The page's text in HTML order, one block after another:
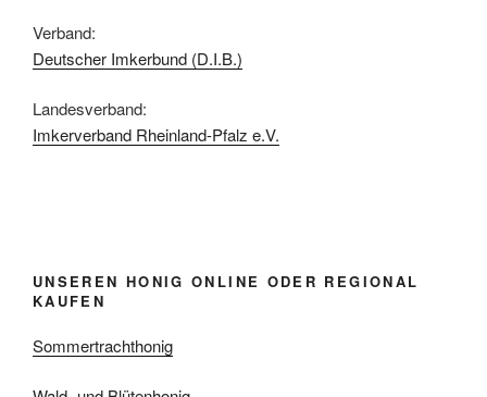
Verband:
Deutscher Imkerbund (D.I.B.)
Landesverband:
Imkerverband Rheinland-Pfalz e.V.
UNSEREN HONIG ONLINE ODER REGIONAL
KAUFEN
Sommertrachthonig